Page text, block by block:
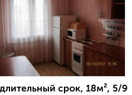
срок, 18м², 5/9